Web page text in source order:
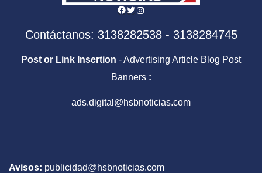
Facebook
Twitter
Instagram
Contáctanos: 3138282538 - 3138284745
Post or Link Insertion - Advertising Article Blog Post
Banners :
ads.digital@hsbnoticias.com
Avisos: publicidad@hsbnoticias.com